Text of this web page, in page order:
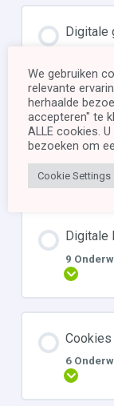
Digitale
Google
Digitale
9
6
We gebruiken
relevante
herhaalde
accepteren" te
ALLE cookies.
bezoeken om
Cookie Settings